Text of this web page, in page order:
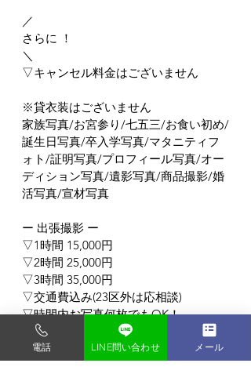
／
さらに ！
＼
▽キャンセル料金はございません
※貸衣装はございません
家族写真/お宮参り/七五三/お食い初め/
誕生日写真/卒入学写真/マタニティフ
ォト/証明写真/プロフィール写真/オー
ディション写真/遺影写真/商品撮影/婚
活写真/宣材写真
ー 出張撮影 ー
▽1時間 15,000円
▽2時間 25,000円
▽3時間 35,000円
▽交通費込み(23区外は応相談)
▽時間内お写真何枚でもOK！
▽全データお渡し無料！
ロケーション撮影/企業様向けビジネス
ポートレート/商品撮影 なんでもOK！
電話 LINE問い合わせ メール